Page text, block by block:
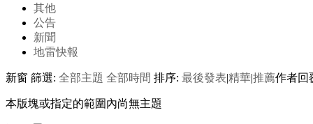
其他
公告
新聞
地雷快報
新窗 篩選: 全部主題 全部時間 排序: 最後發表|精華|推薦作者回
本版塊或指定的範圍內尚無主題